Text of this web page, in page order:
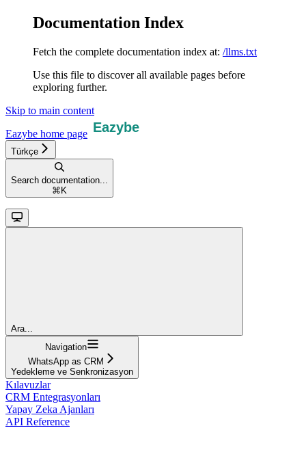
Documentation Index
Fetch the complete documentation index at: /llms.txt
Use this file to discover all available pages before
exploring further.
Skip to main content
Eazybe home page
Türkçe
Search documentation...
⌘ K
Ara...
Navigation
WhatsApp as CRM
Yedekleme ve Senkronizasyon
Kılavuzlar
CRM Entegrasyonları
Yapay Zeka Ajanları
API Reference